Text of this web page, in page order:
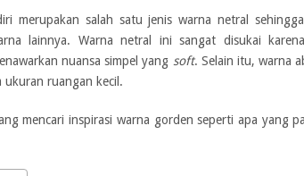
merupakan salah satu jenis warna netral
lainnya. Warna netral ini sangat disukai
nuansa simpel yang soft. Selain itu, warna
ukuran ruangan kecil.
mencari inspirasi warna gorden seperti apa yang